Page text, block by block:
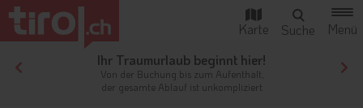
Ihr Traumurlaub beginnt hier!
Von der Buchung bis zum Aufenthalt,
der gesamte Ablauf ist unkompliziert